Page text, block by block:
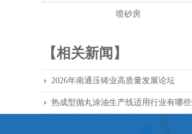
喷砂房
【相关新闻】
2026年南通压铸业高质量发展论坛
热成型抛丸涂油生产线适用行业有哪些